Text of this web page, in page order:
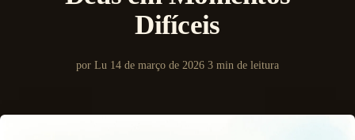
Difíceis
por Lu 14 de março de 2026 3 min de leitura